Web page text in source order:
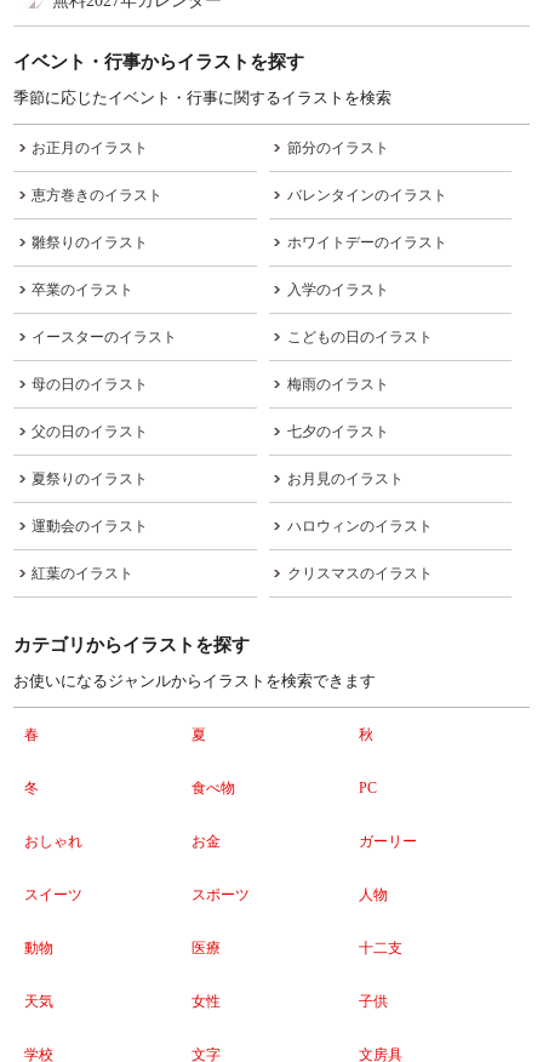
イベント・行事からイラストを探す
季節に応じたイベント・行事に関するイラストを検索
お正月のイラスト 節分のイラスト
恵方巻きのイラスト バレンタインのイラスト
雛祭りのイラスト ホワイトデーのイラスト
卒業のイラスト 入学のイラスト
イースターのイラスト こどもの日のイラスト
母の日のイラスト 梅雨のイラスト
父の日のイラスト 七夕のイラスト
夏祭りのイラスト お月見のイラスト
運動会のイラスト ハロウィンのイラスト
紅葉のイラスト クリスマスのイラスト
カテゴリからイラストを探す
お使いになるジャンルからイラストを検索できます
春 夏 秋
冬 食べ物 PC
おしゃれ お金 ガーリー
スイーツ スポーツ 人物
動物 医療 十二支
天気 女性 子供
学校 文字 文房具